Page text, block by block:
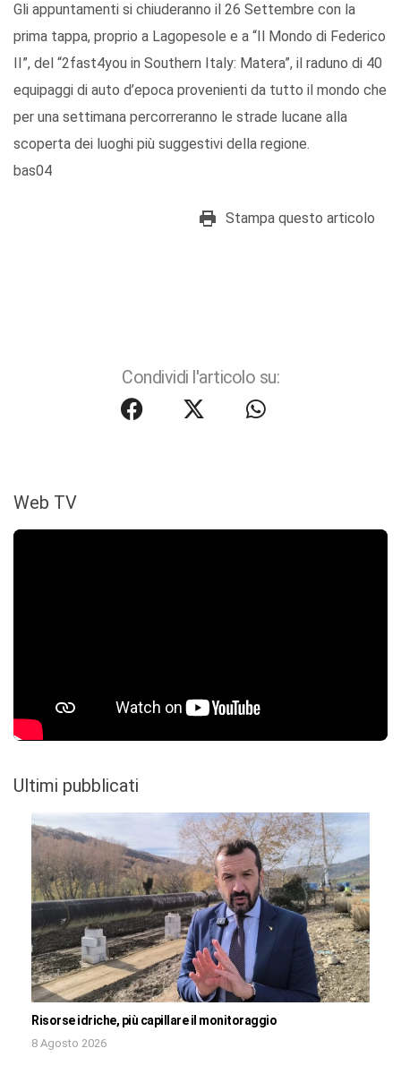
Gli appuntamenti si chiuderanno il 26 Settembre con la
prima tappa, proprio a Lagopesole e a “Il Mondo di Federico
II”, del “2fast4you in Southern Italy: Matera”, il raduno di 40
equipaggi di auto d’epoca provenienti da tutto il mondo che
per una settimana percorreranno le strade lucane alla
scoperta dei luoghi più suggestivi della regione.
bas04
Stampa questo articolo
Condividi l'articolo su:
Web TV
Ultimi pubblicati
Risorse idriche, più capillare il monitoraggio
8 Agosto 2026